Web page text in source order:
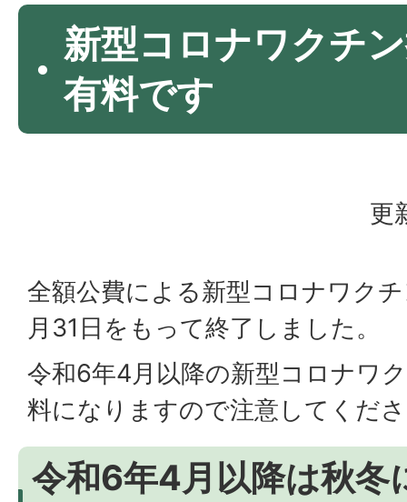
新型コロナワクチ
有料です
更
全額公費による新型コロナワク
月31日をもって終了しました。
令和6年4月以降の新型コロナワ
料になりますので注意してくだ
令和6年4月以降は秋冬